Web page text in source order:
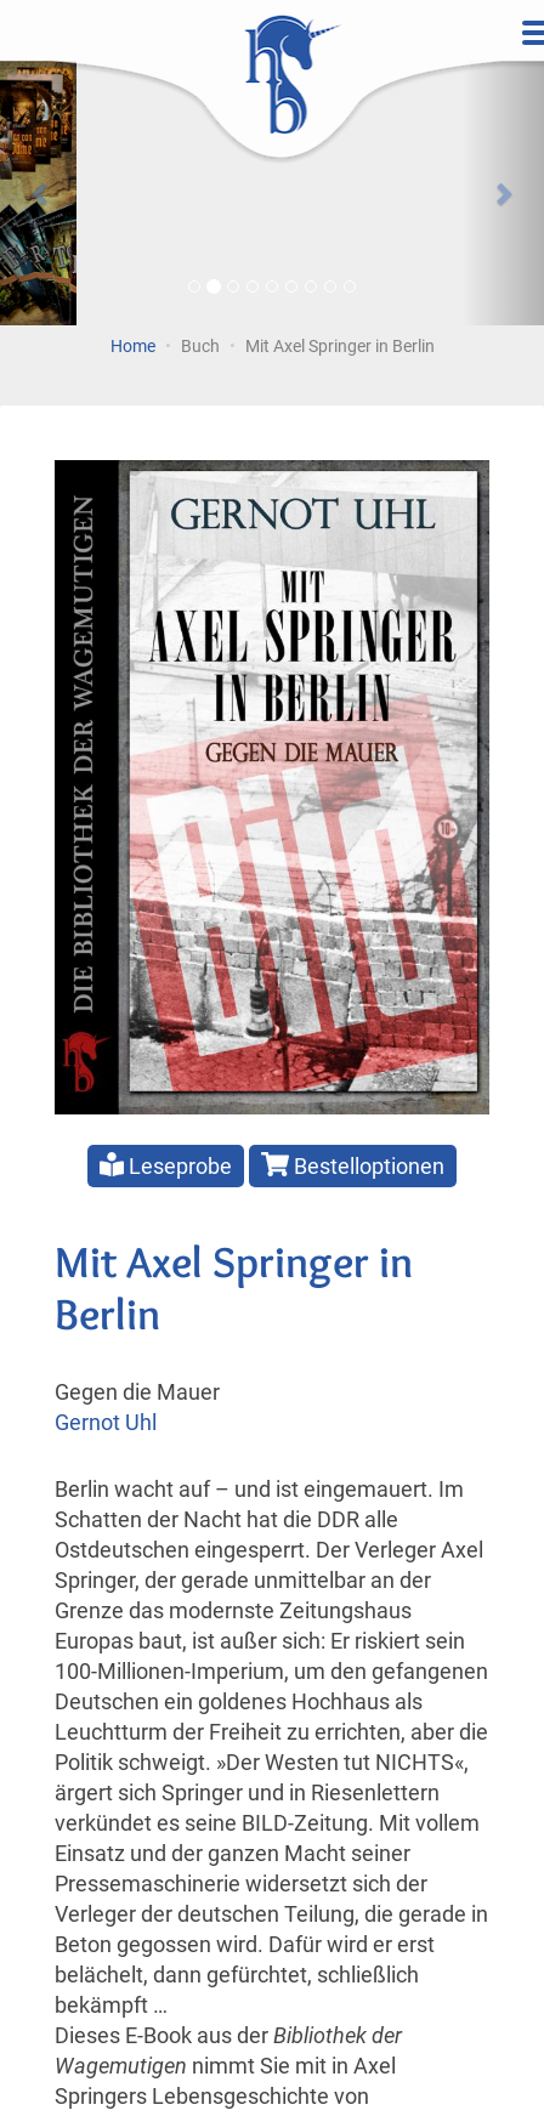
InhaltVorherige
Home Buch Mit Axel Springer in Berlin
Leseprobe Bestelloptionen
Mit Axel Springer in
Berlin
Gegen die Mauer
Gernot Uhl
Berlin wacht auf – und ist eingemauert. Im
Schatten der Nacht hat die DDR alle
Ostdeutschen eingesperrt. Der Verleger Axel
Springer, der gerade unmittelbar an der
Grenze das modernste Zeitungshaus
Europas baut, ist außer sich: Er riskiert sein
100-Millionen-Imperium, um den gefangenen
Deutschen ein goldenes Hochhaus als
Leuchtturm der Freiheit zu errichten, aber die
Politik schweigt. »Der Westen tut NICHTS«,
ärgert sich Springer und in Riesenlettern
verkündet es seine BILD-Zeitung. Mit vollem
Einsatz und der ganzen Macht seiner
Pressemaschinerie widersetzt sich der
Verleger der deutschen Teilung, die gerade in
Beton gegossen wird. Dafür wird er erst
belächelt, dann gefürchtet, schließlich
bekämpft …
Dieses E-Book aus derBibliothek der
Wagemutigen nimmt Sie mit in Axel
Springers Lebensgeschichte von